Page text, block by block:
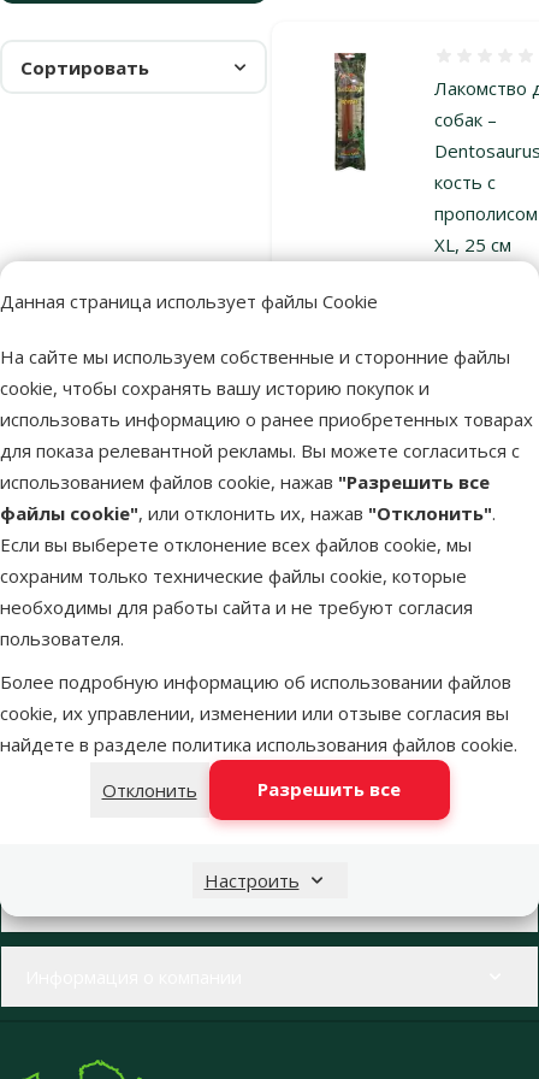
Данная страница использует файлы Cookie
На сайте мы используем собственные и сторонние файлы
cookie, чтобы сохранять вашу историю покупок и
использовать информацию о ранее приобретенных товарах
для показа релевантной рекламы. Вы можете согласиться с
использованием файлов cookie, нажав "Разрешить все
файлы cookie", или отклонить их, нажав "Отклонить".
Если вы выберете отклонение всех файлов cookie, мы
сохраним только технические файлы cookie, которые
необходимы для работы сайта и не требуют согласия
пользователя.
Более подробную информацию об использовании файлов
cookie, их управлении, изменении или отзыве согласия вы
найдете в разделе политика использования файлов cookie.
Отклонить
Разрешить все
Настроить
Сортировать
Лакомство
собак –
кость с
прополисом
XL, 25 см
В наличии В
Более 40 магазинов в Латвии
Наши специалисты всегда готовы помочь. Все для
Напиши нам Звони – 26 100 502
Пн.–Пт. 9:00 – 17:00
Свяжись с нами
один из наших магазинов